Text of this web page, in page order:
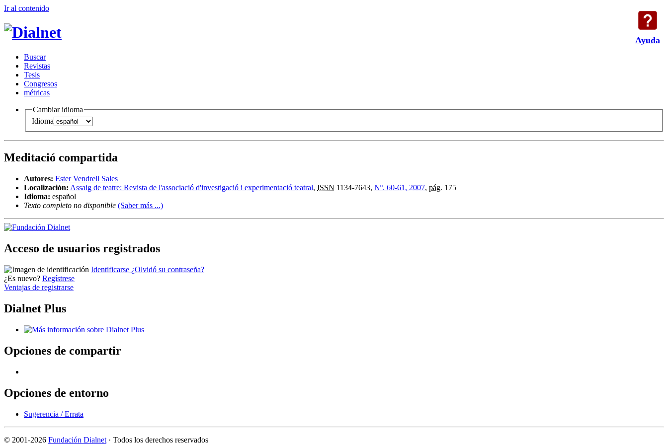
Ayuda
Ir al contenido
Buscar
Revistas
Tesis
Congresos
métricas
Cambiar idioma
Idioma
Meditació compartida
Autores: Ester Vendrell Sales
Localización: Assaig de teatre: Revista de l'associació d'investigació i experimentació teatral, ISSN 1134-7643, Nº. 60-61, 2007, pág. 175
Idioma: español
Texto completo no disponible (Saber más ...)
Acceso de usuarios registrados
Identificarse ¿Olvidó su contraseña?
¿Es nuevo? Regístrese
Ventajas de registrarse
Dialnet Plus
Opciones de compartir
Opciones de entorno
Sugerencia / Errata
© 2001-2026 Fundación Dialnet · Todos los derechos reservados